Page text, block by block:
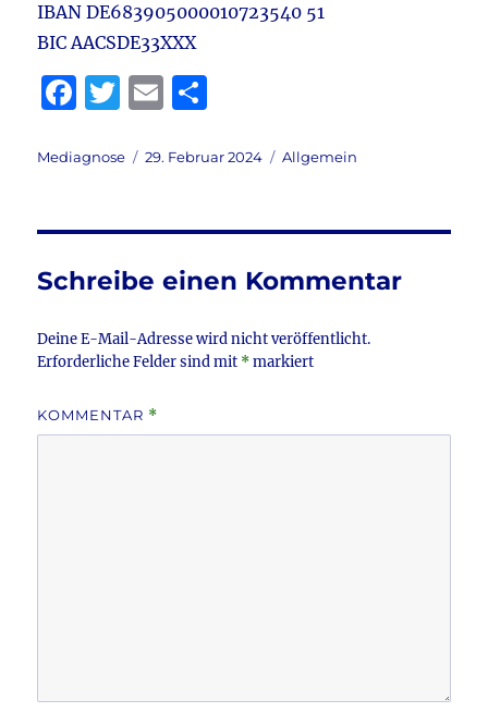
IBAN DE683905000010723540 51
BIC AACSDE33XXX
F
c
b
o
o
k
T
it
r
E
ai le
Autor
Mediagnose
Veröffentlicht
29. Februar 2024 Kategorien
Allgemein
Schreibe einen Kommentar
Deine E-Mail-Adresse wird nicht veröffentlicht.
Erforderliche Felder sind mit *markiert
KOMMENTAR *